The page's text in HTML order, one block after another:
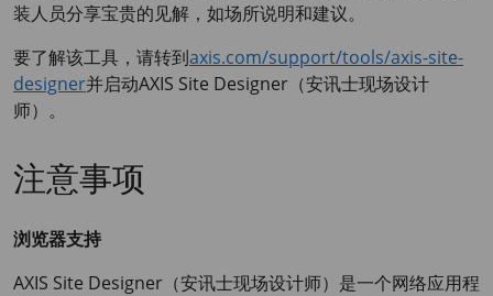
装人员分享宝贵的见解，如场所说明和建议。
要了解该工具，请转到axis.com/support/tools/axis-site-
designer并启动AXIS Site Designer（安讯士现场设计
师）。
注意事项
浏览器支持
AXIS Site Designer（安讯士现场设计师）是一个网络应用程